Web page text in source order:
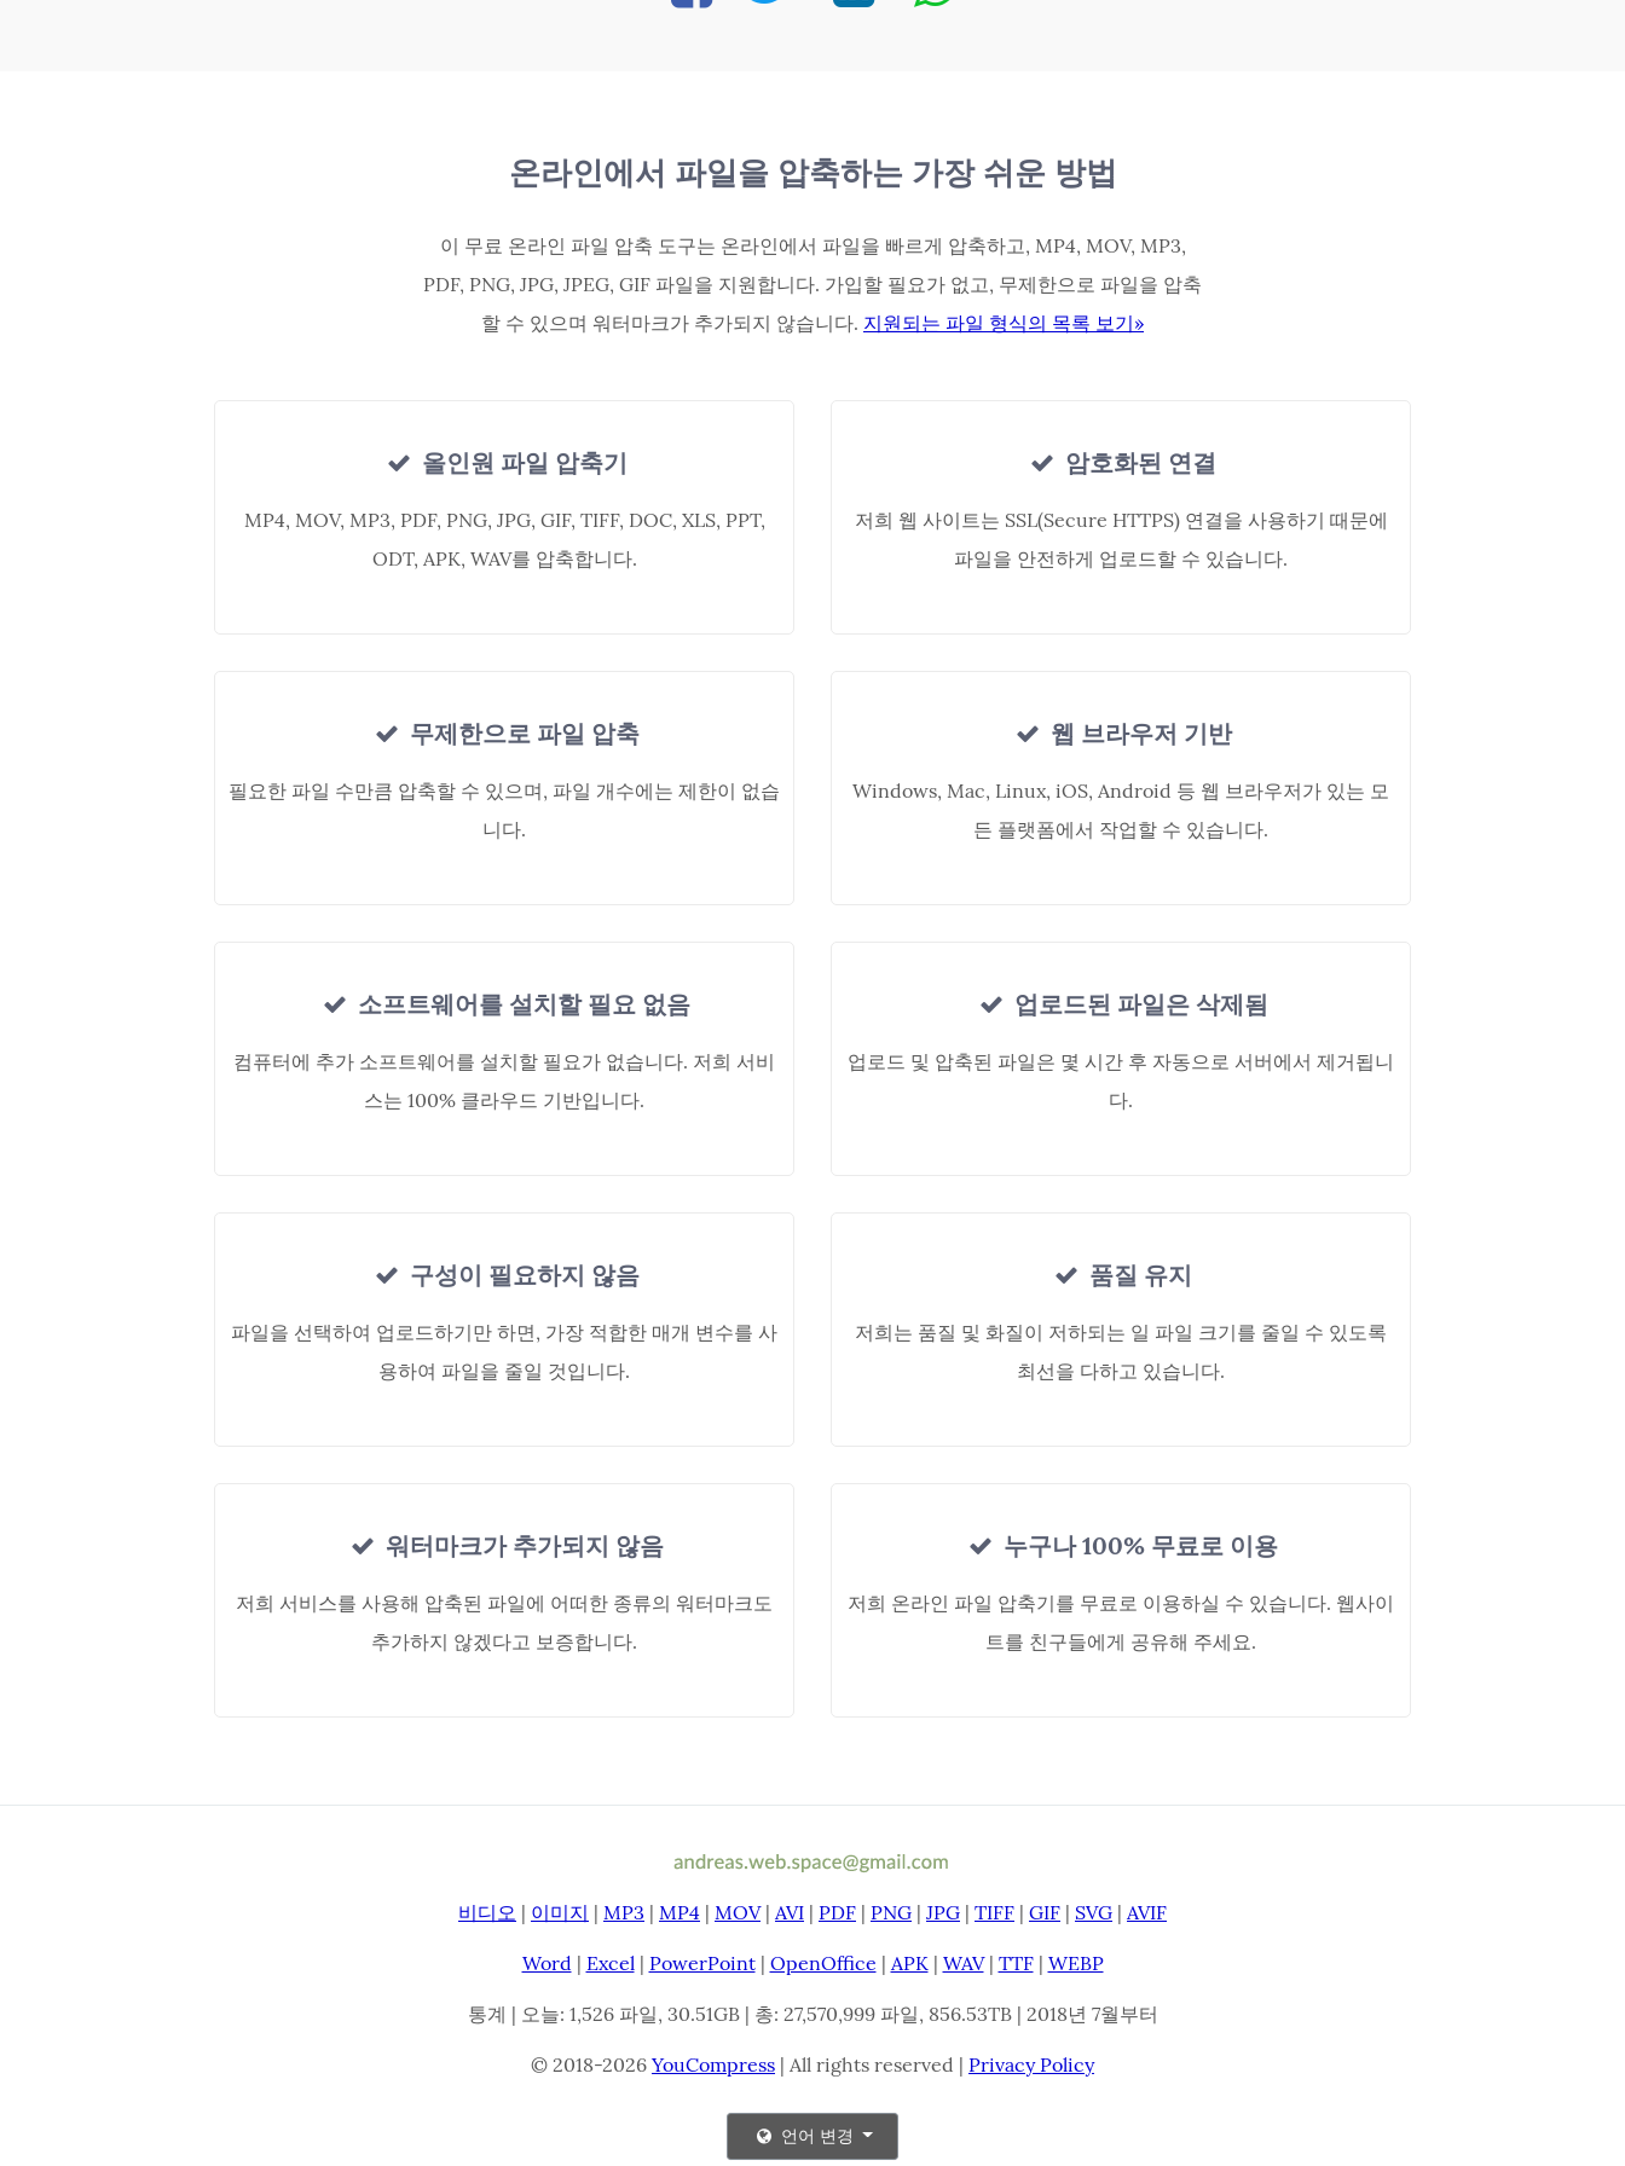
온라인에서 파일을 압축하는 가장 쉬운 방법
이 무료 온라인 파일 압축 도구는 온라인에서 파일을 빠르게 압축하고, MP4, MOV, MP3,
PDF, PNG, JPG, JPEG, GIF 파일을 지원합니다. 가입할 필요가 없고, 무제한으로 파일을 압축
할 수 있으며 워터마크가 추가되지 않습니다. 지원되는 파일 형식의 목록 보기»
올인원 파일 압축기
MP4, MOV, MP3, PDF, PNG, JPG, GIF, TIFF, DOC, XLS, PPT,
ODT, APK, WAV를 압축합니다.
암호화된 연결
저희 웹 사이트는 SSL(Secure HTTPS) 연결을 사용하기 때문에
파일을 안전하게 업로드할 수 있습니다.
무제한으로 파일 압축
필요한 파일 수만큼 압축할 수 있으며, 파일 개수에는 제한이 없습
니다.
웹 브라우저 기반
Windows, Mac, Linux, iOS, Android 등 웹 브라우저가 있는 모
든 플랫폼에서 작업할 수 있습니다.
소프트웨어를 설치할 필요 없음
컴퓨터에 추가 소프트웨어를 설치할 필요가 없습니다. 저희 서비
스는 100% 클라우드 기반입니다.
업로드된 파일은 삭제됨
업로드 및 압축된 파일은 몇 시간 후 자동으로 서버에서 제거됩니
다.
구성이 필요하지 않음
파일을 선택하여 업로드하기만 하면, 가장 적합한 매개 변수를 사
용하여 파일을 줄일 것입니다.
품질 유지
저희는 품질 및 화질이 저하되는 일 파일 크기를 줄일 수 있도록
최선을 다하고 있습니다.
워터마크가 추가되지 않음
저희 서비스를 사용해 압축된 파일에 어떠한 종류의 워터마크도
추가하지 않겠다고 보증합니다.
누구나 100% 무료로 이용
저희 온라인 파일 압축기를 무료로 이용하실 수 있습니다. 웹사이
트를 친구들에게 공유해 주세요.
비디오 | 이미지 | MP3 | MP4 | MOV| AVI | PDF | PNG | JPG | TIFF | GIF | SVG | AVIF
Word | Excel| PowerPoint| OpenOffice | APK| WAV| TTF| WEBP
통계 | 오늘: 1,526 파일, 30.51GB | 총: 27,570,999 파일, 856.53TB | 2018년 7월부터
© 2018-2026 YouCompress | All rights reserved | Privacy Policy
언어 변경